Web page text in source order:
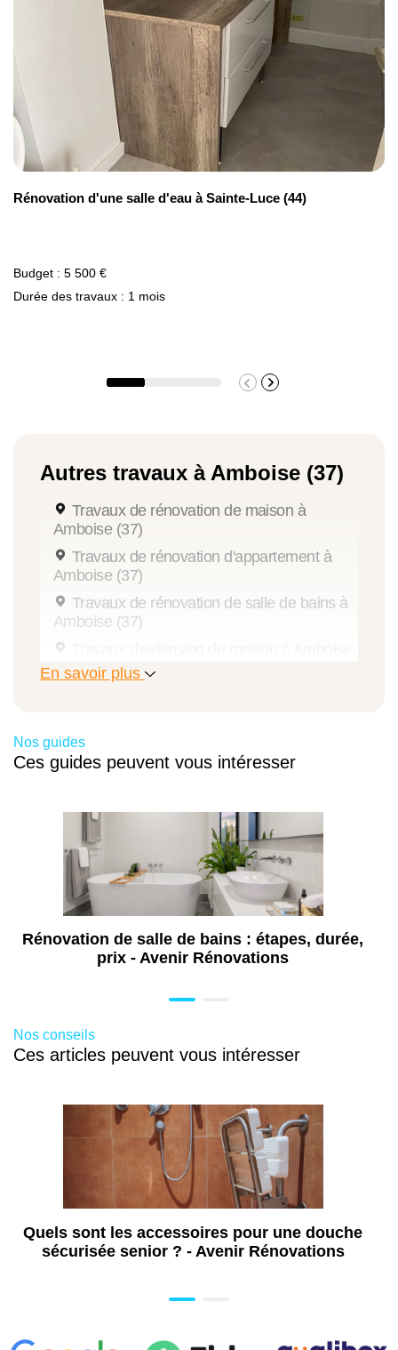
travaux. Vous pouvez aussi contacter
directement notre entreprise de rénovation
pour avoir les conseils ou l'avis d'un
professionnel sur l'installation de douche
sécurisée pour senior et PMR à Amboise
Rénovation d'une salle d'eau à Sainte-Luce (44)
Budget : 5 500 €
Durée des travaux : 1 mois
Autres travaux à Amboise (37)
Travaux de rénovation de maison à
Amboise (37)
Travaux de rénovation d'appartement à
Amboise (37)
Travaux de rénovation de salle de bains à
Amboise (37)
(37)
Aménagement de combles à Amboise (37)
Travaux d'aménagement de salle de bains
Aménagement salle de bains pour senior à
Amboise (37)
Travaux d'isolation à Amboise (37)
Installation panneau solaire à Amboise (37)
Installation pompe à chaleur à Amboise
(37)
En savoir plus
Nos guides
Ces guides peuvent vous intéresser
Rénovation de salle de bains : étapes, durée,
prix - Avenir Rénovations
Nos conseils
Ces articles peuvent vous intéresser
Quels sont les accessoires pour une douche
sécurisée senior ? - Avenir Rénovations